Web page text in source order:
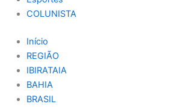
COLUNISTA
Início
REGIÃO
IBIRATAIA
BAHIA
BRASIL